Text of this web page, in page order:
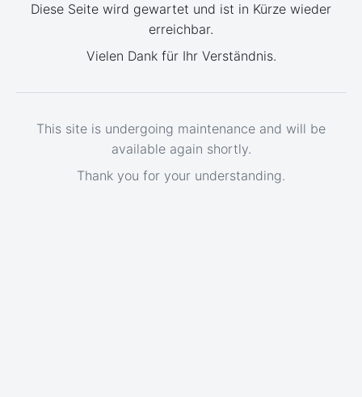
Diese Seite wird gewartet und ist in Kürze wieder
erreichbar.
Vielen Dank für Ihr Verständnis.
This site is undergoing maintenance and will be
available again shortly.
Thank you for your understanding.